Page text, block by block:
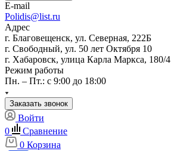
E-mail
Polidis@list.ru
Адрес
г. Благовещенск, ул. Северная, 222Б
г. Свободный, ул. 50 лет Октября 10
г. Хабаровск, улица Карла Маркса, 180/4
Режим работы
Пн. – Пт.: с 9:00 до 18:00
Заказать звонок
Войти
0
Сравнение
0 Корзина